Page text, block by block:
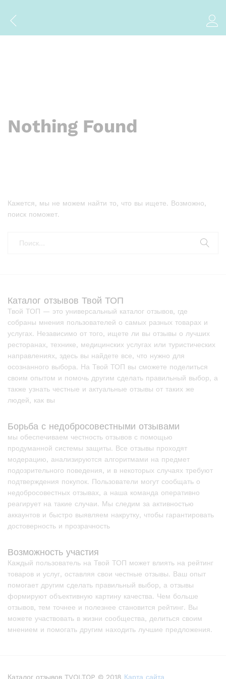
Nothing Found
Кажется, мы не можем найти то, что вы ищете. Возможно,
поиск поможет.
Каталог отзывов Твой ТОП
Твой ТОП — это универсальный каталог отзывов, где
собраны мнения пользователей о самых разных товарах и
услугах. Независимо от того, ищете ли вы отзывы о лучших
ресторанах, технике, медицинских услугах или туристических
направлениях, здесь вы найдете все, что нужно для
осознанного выбора. На Твой ТОП вы сможете поделиться
своим опытом и помочь другим сделать правильный выбор, а
также узнать честные и актуальные отзывы от таких же
людей, как вы
Борьба с недобросовестными отзывами
мы обеспечиваем честность отзывов с помощью
продуманной системы защиты. Все отзывы проходят
модерацию, анализируются алгоритмами на предмет
подозрительного поведения, и в некоторых случаях требуют
подтверждения покупок. Пользователи могут сообщать о
недобросовестных отзывах, а наша команда оперативно
реагирует на такие случаи. Мы следим за активностью
аккаунтов и быстро выявляем накрутку, чтобы гарантировать
достоверность и прозрачность
Возможность участия
Каждый пользователь на Твой ТОП может влиять на рейтинг
товаров и услуг, оставляя свои честные отзывы. Ваш опыт
помогает другим сделать правильный выбор, а отзывы
формируют объективную картину качества. Чем больше
отзывов, тем точнее и полезнее становится рейтинг. Вы
можете участвовать в жизни сообщества, делиться своим
мнением и помогать другим находить лучшие предложения.
Каталог отзывов TVOI.TOP © 2018 Карта сайта